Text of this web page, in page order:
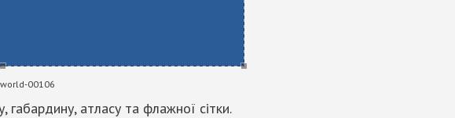
world-00106
атласу та флажної сітки.